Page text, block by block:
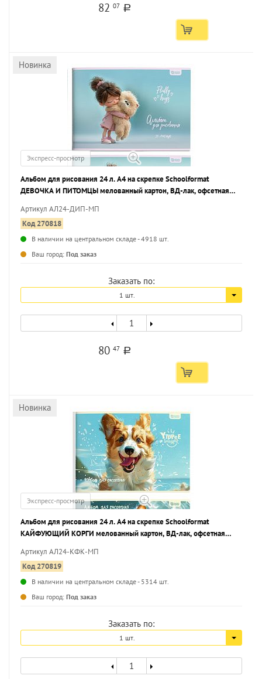
8207 a
Новинка
Экспресс-просмотр
Альбом для рисования 24 л. А4 на скрепке Schoolformat
ДЕВОЧКА И ПИТОМЦЫ мелованный картон, ВД-лак, офсетная
Артикул АЛ24-ДИП-МП
Код 270818
В наличии на центральном складе - 4918 шт.
Ваш город: Под заказ
Заказать по:
1 шт.
8047 a
Новинка
Экспресс-просмотр
Альбом для рисования 24 л. А4 на скрепке Schoolformat
КАЙФУЮЩИЙ КОРГИ мелованный картон, ВД-лак, офсетная
Артикул АЛ24-КФК-МП
Код 270819
В наличии на центральном складе - 5314 шт.
Ваш город: Под заказ
Заказать по:
1 шт.